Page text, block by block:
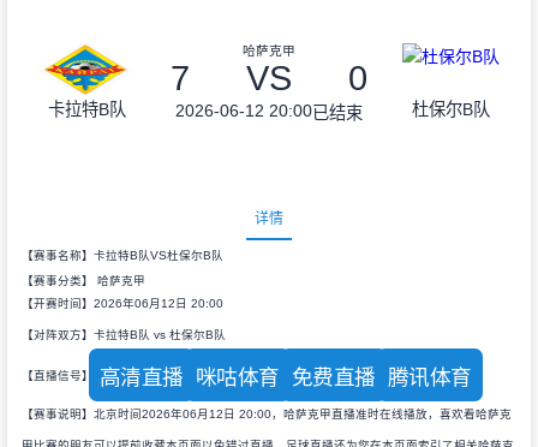
卡拉特B队
哈萨克甲
7 VS 0
2026-06-12 20:00已结束 杜保尔B队
详情
【赛事名称】卡拉特B队VS杜保尔B队
【赛事分类】 哈萨克甲
【开赛时间】2026年06月12日 20:00
【对阵双方】卡拉特B队 vs 杜保尔B队
【直播信号】 高清直播 咪咕体育 免费直播 腾讯体育
【赛事说明】北京时间2026年06月12日 20:00，哈萨克甲直播准时在线播放，喜欢看哈萨克